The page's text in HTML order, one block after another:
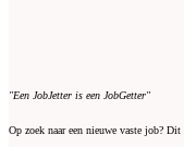
"Een JobJetter is een JobGetter"
Op zoek naar een nieuwe vaste job?